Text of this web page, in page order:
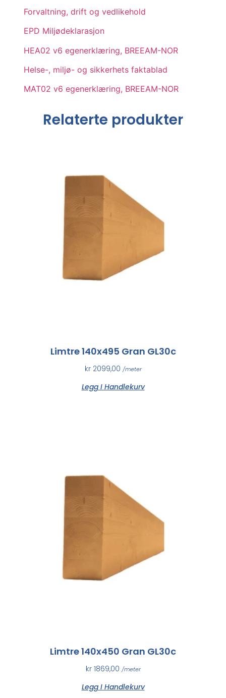
Forvaltning, drift og vedlikehold
EPD Miljødeklarasjon
HEA02 v6 egenerklæring, BREEAM-NOR
Helse-, miljø- og sikkerhets faktablad
MAT02 v6 egenerklæring, BREEAM-NOR
Relaterte produkter
Limtre 140x495 Gran GL30c
kr2099,00 /meter
Legg I Handlekurv
Limtre 140x450 Gran GL30c
kr1869,00 /meter
Legg I Handlekurv